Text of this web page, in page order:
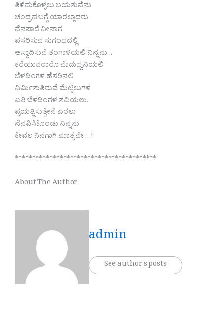
ತಿಳಿದುಕೊಳ್ಳಲು ಬಯಸುವೆನು
ಚಂದ್ರನ ಬಗ್ಗೆ ಯಾರಲ್ಲಾದರು
ನೆನಪಾದೆ ನೀನಾಗ
ಪಸರಿಸುವ ಸುಗಂಧದಲ್ಲಿ
ಆಸ್ವಾದಿಸುವೆ ತಂಗಾಳಿಯಲಿ ನಿನ್ನನು…
ಕರೆಯುವರಾರೊ ಮೆದುಧ್ವನಿಯಲಿ
ಬೆಳದಿಂಗಳ ಹೆಸರಿನಲಿ
ನಿರ್ಮಿಸುತಿರುವೆ ಮೆಟ್ಟಿಲುಗಳ
ಏರಿ ಬೆಳದಿಂಗಳ ಸವಿಯಲು.
ಪ್ರಯತ್ನಿಸುತ್ತೇನೆ ಏರಲು
ನೆನಪಿಸಿಕೊಂಡು ನಿನ್ನನು
ಕೇವಲ‌ ನಿನಗಾಗಿ ಮಾತ್ರವೇ …!
*****************************************
About The Author
admin
See author's posts